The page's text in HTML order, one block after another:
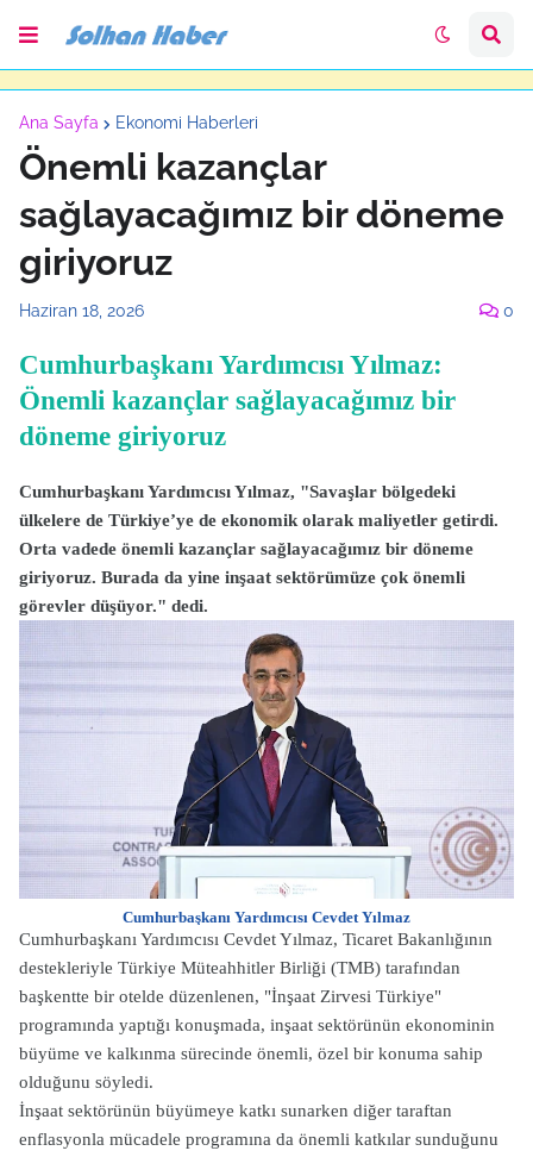
Ana Sayfa Ekonomi Haberleri
Önemli kazançlar
sağlayacağımız bir döneme
giriyoruz
Haziran 18, 2026 0
Cumhurbaşkanı Yardımcısı Yılmaz:
Önemli kazançlar sağlayacağımız bir
döneme giriyoruz
Cumhurbaşkanı Yardımcısı Yılmaz, "Savaşlar bölgedeki
ülkelere de Türkiye’ye de ekonomik olarak maliyetler getirdi.
Orta vadede önemli kazançlar sağlayacağımız bir döneme
giriyoruz. Burada da yine inşaat sektörümüze çok önemli
görevler düşüyor." dedi.
Cumhurbaşkanı Yardımcısı Cevdet Yılmaz
Cumhurbaşkanı Yardımcısı Cevdet Yılmaz, Ticaret Bakanlığının
destekleriyle Türkiye Müteahhitler Birliği (TMB) tarafından
başkentte bir otelde düzenlenen, "İnşaat Zirvesi Türkiye"
programında yaptığı konuşmada, inşaat sektörünün ekonominin
büyüme ve kalkınma sürecinde önemli, özel bir konuma sahip
olduğunu söyledi.
İnşaat sektörünün büyümeye katkı sunarken diğer taraftan
enflasyonla mücadele programına da önemli katkılar sunduğunu